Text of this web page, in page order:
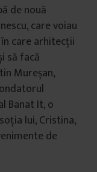
de nouă
care voiau
care arhitecții
să facă
Mureșan,
Banat It, o
lui, Cristina,
de